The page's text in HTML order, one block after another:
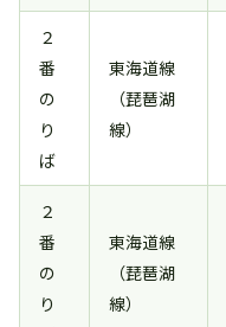
２
番
の
り
ば
東海道線
（琵琶湖
線）
２
番
の
り
東海道線
（琵琶湖
線）